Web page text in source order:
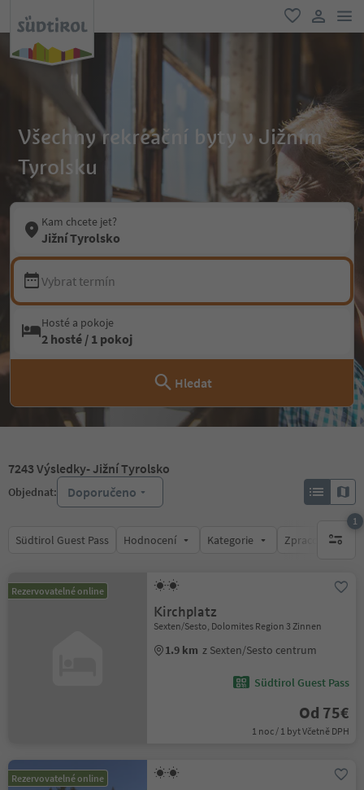
oblíbené
Všechny rekreační byty v Jižním
Tyrolsku
Kam chcete jet?
Jižní Tyrolsko
Vybrat termín
Hosté a pokoje
2 hosté / 1 pokoj
Hledat
7243 Výsledky- Jižní Tyrolsko
Objednat: Doporučeno
Südtirol Guest Pass Hodnocení Kategorie Zpracovává
1
1
Rezervovatelné online
Kirchplatz
Sexten/Sesto, Dolomites Region 3 Zinnen
1.9 km z Sexten/Sesto centrum
Südtirol Guest Pass
Od 75€
1 noc / 1 byt Včetně DPH
Rezervovatelné online